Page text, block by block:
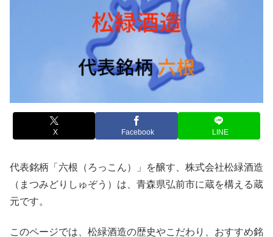
X Facebook LINE
代表銘柄「六根（ろっこん）」を醸す、株式会社松緑酒造
（まつみどりしゅぞう）は、青森県弘前市に蔵を構える蔵
元です。
このページでは、松緑酒造の歴史やこだわり、おすすめ銘